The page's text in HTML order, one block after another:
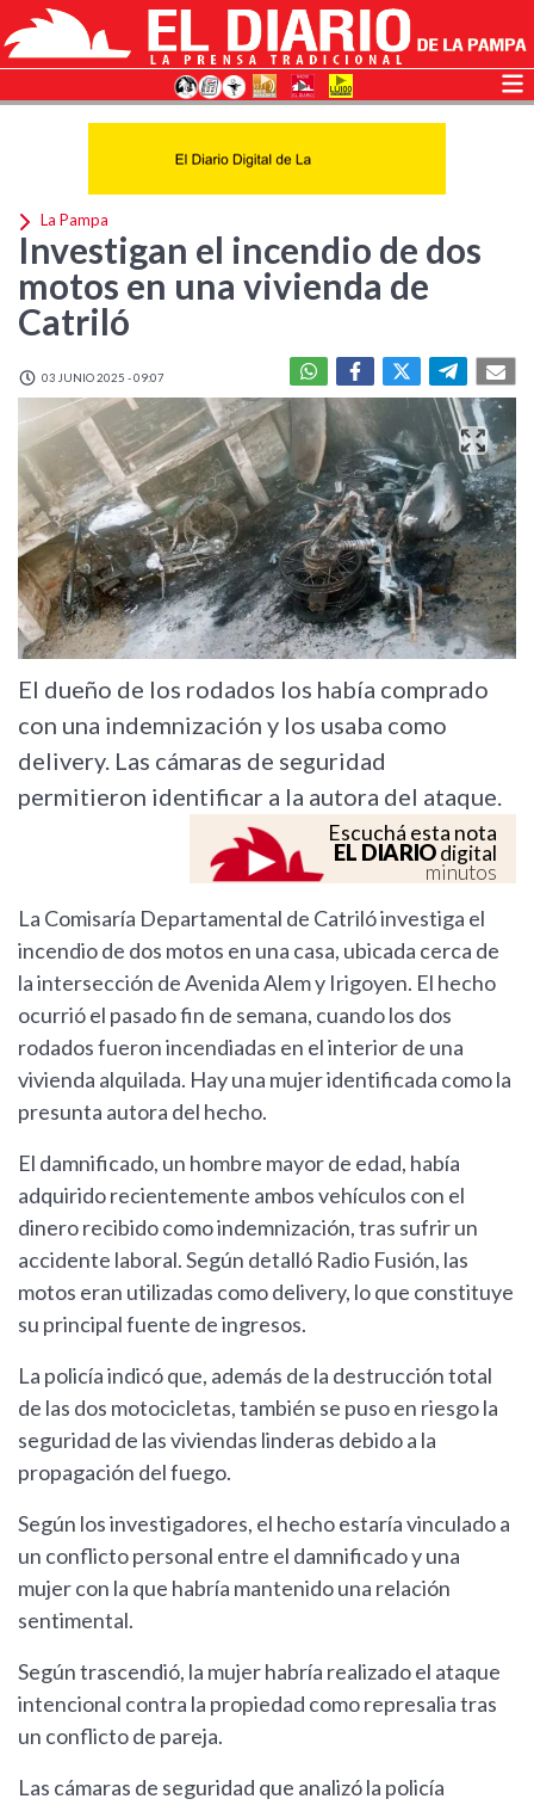
La Pampa
Investigan el incendio de dos
motos en una vivienda de
Catriló
03 JUNIO 2025 - 09:07
El dueño de los rodados los había comprado
con una indemnización y los usaba como
delivery. Las cámaras de seguridad
permitieron identificar a la autora del ataque.
Escuchá esta nota
EL DIARIOdigital
minutos
La Comisaría Departamental de Catriló investiga el
incendio de dos motos en una casa, ubicada cerca de
la intersección de Avenida Alem y Irigoyen. El hecho
ocurrió el pasado fin de semana, cuando los dos
rodados fueron incendiadas en el interior de una
vivienda alquilada. Hay una mujer identificada como la
presunta autora del hecho.
El damnificado, un hombre mayor de edad, había
adquirido recientemente ambos vehículos con el
dinero recibido como indemnización, tras sufrir un
accidente laboral. Según detalló Radio Fusión, las
motos eran utilizadas como delivery, lo que constituye
su principal fuente de ingresos.
La policía indicó que, además de la destrucción total
de las dos motocicletas, también se puso en riesgo la
seguridad de las viviendas linderas debido a la
propagación del fuego.
Según los investigadores, el hecho estaría vinculado a
un conflicto personal entre el damnificado y una
mujer con la que habría mantenido una relación
sentimental.
Según trascendió, la mujer habría realizado el ataque
intencional contra la propiedad como represalia tras
un conflicto de pareja.
Las cámaras de seguridad que analizó la policía